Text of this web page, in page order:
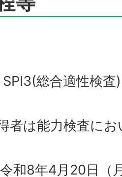
総合適性検
者は能力検査に
和8年4月20日（